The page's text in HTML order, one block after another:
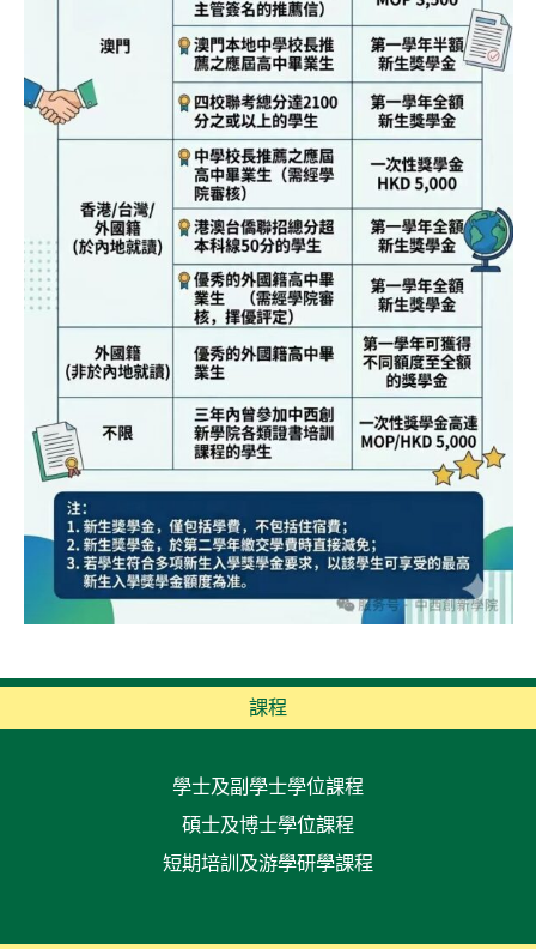
課程
學士及副學士學位課程
碩士及博士學位課程
短期培訓及游學研學課程